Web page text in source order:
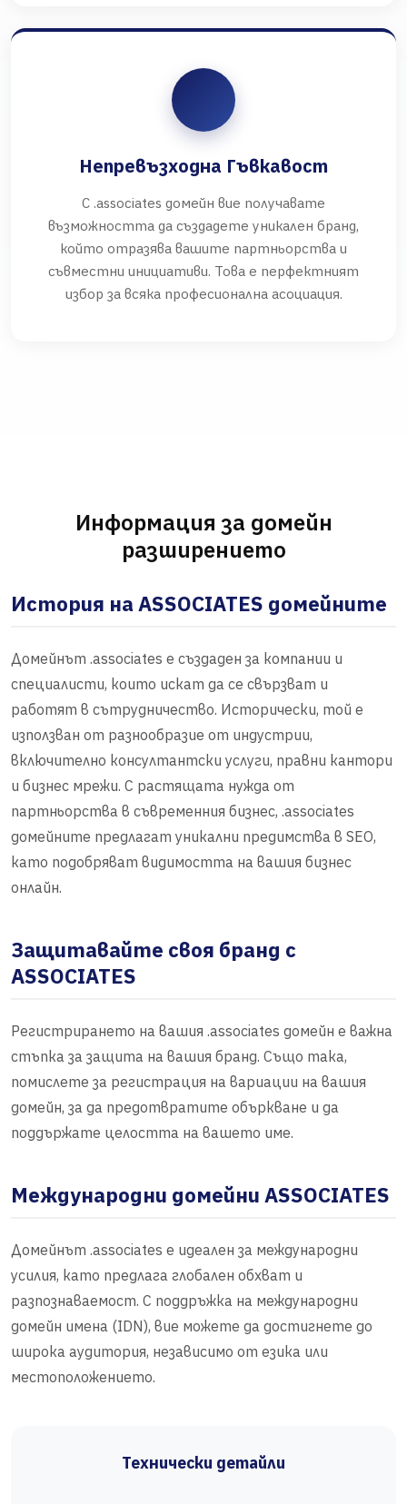
Непревъзходна Гъвкавост
С .associates домейн вие получавате
възможността да създадете уникален бранд,
който отразява вашите партньорства и
съвместни инициативи. Това е перфектният
избор за всяка професионална асоциация.
Информация за домейн
разширението
История на ASSOCIATES домейните
Домейнът .associates е създаден за компании и
специалисти, които искат да се свързват и
работят в сътрудничество. Исторически, той е
използван от разнообразие от индустрии,
включително консултантски услуги, правни кантори
и бизнес мрежи. С растящата нужда от
партньорства в съвременния бизнес, .associates
домейните предлагат уникални предимства в SEO,
като подобряват видимостта на вашия бизнес
онлайн.
Защитавайте своя бранд с
ASSOCIATES
Регистрирането на вашия .associates домейн е важна
стъпка за защита на вашия бранд. Също така,
помислете за регистрация на вариации на вашия
домейн, за да предотвратите объркване и да
поддържате целостта на вашето име.
Международни домейни ASSOCIATES
Домейнът .associates е идеален за международни
усилия, като предлага глобален обхват и
разпознаваемост. С поддръжка на международни
домейн имена (IDN), вие можете да достигнете до
широка аудитория, независимо от езика или
местоположението.
Технически детайли